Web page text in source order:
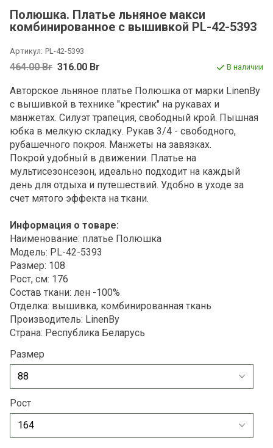
Полюшка. Платье льняное макси
комбинированное с вышивкой PL-42-5393
Артикул: PL-42-5393
464.00 Br 316.00 Br В наличии
Авторское льняное платье Полюшка от марки LinenBy
с вышивкой в технике "крестик" на рукавах и
манжетах. Силуэт трапеция, свободный крой. Пышная
юбка в мелкую складку. Рукав 3/4 - свободного,
рубашечного покроя. Манжеты на завязках.
Покрой удобный в движении. Платье на
мультисезонсезон, идеально подходит на каждый
день для отдыха и путешествий. Удобно в уходе за
счет мятого эффекта на ткани.
Информация о товаре:
Наименование: платье Полюшка
Модель: PL-42-5393
Размер: 108
Рост, см: 176
Состав ткани: лен -100%
Отделка: вышивка, комбинированная ткань
Производитель: LinenBy
Страна: Республика Беларусь
Размер
Рост